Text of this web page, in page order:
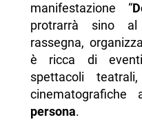
manifestazione “
protrarrà sino al
rassegna,
è ricca di
spettacoli
persona.